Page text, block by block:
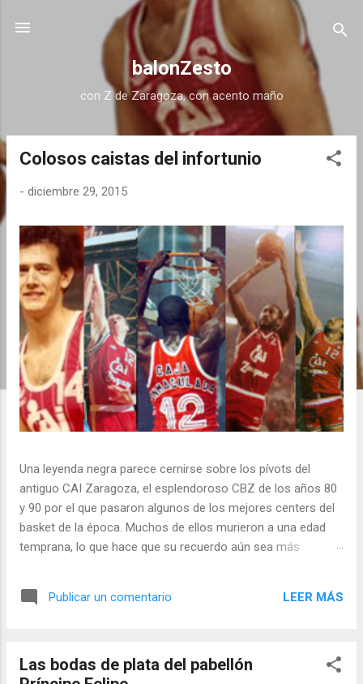
Ir al contenido principal
balonZesto
con Z de Zaragoza, con acento maño
Colosos caistas del infortunio
- diciembre 29, 2015
Una leyenda negra parece cernirse sobre los pívots del
antiguo CAI Zaragoza, el esplendoroso CBZ de los años 80
y 90 por el que pasaron algunos de los mejores centers del
basket de la época. Muchos de ellos murieron a una edad
temprana, lo que hace que su recuerdo aún sea más
Publicar un comentario LEER MÁS
Las bodas de plata del pabellón